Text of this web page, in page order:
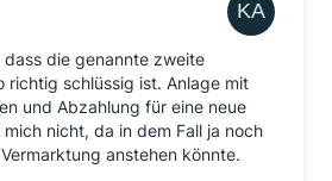
die genannte zweite
richtig schlüssig ist. Anlage mit
und Abzahlung für eine neue
nicht, da in dem Fall ja noch
anstehen könnte.